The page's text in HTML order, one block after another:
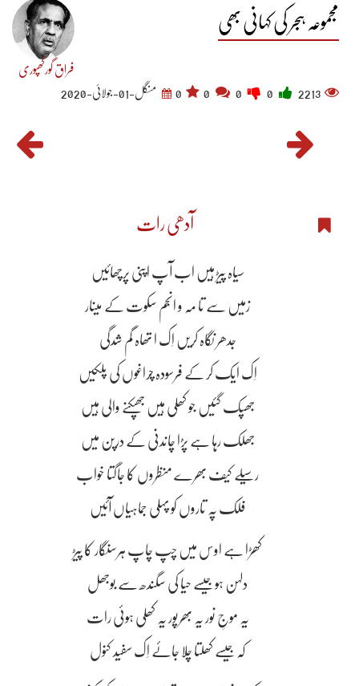
مجموعہ ہجر کی کہانی بھی
فراق گورکھپوری
2213
0 منگل-01-جولائی-2020
آدھی رات
سیاہ پیڑ ہیں اب آپ اپنی پرچھائیں
زمیں سے تا مہ و انجم سکوت کے مینار
جدھر نگاہ کریں اِک ا تھاہ گم شدگی
اِک ایک کر کے فرسودہ چراغوں کی پلکیں
جھپک گئیں جو کھلی ہیں جھپکنے والی ہیں
جھلک رہا ہے پڑا چاندنی کے درپن میں
رسیلے کیف بھرے منظروں کا جاگتا خواب
فلک پہ تاروں کو پہلی جماہیاں آئیں
کھڑا ہے اوس میں چپ چاپ ہرسنگار کا پیڑ
دلہن ہو جیسے حیا کی سگندھ سے بوجھل
یہ موجِ نور یہ بھرپور یہ کھلی ہوئی رات
کہ جیسے کھلتا چلا جائے اِک سفید کنول